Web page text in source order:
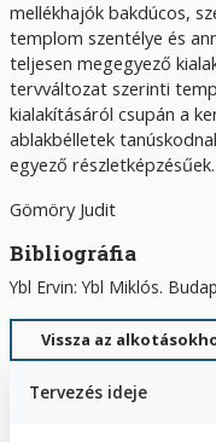
mellékhajók bakdúcos,
templom szentélye és
teljesen megegyező
tervváltozat szerinti
kialakításáról csupán a
ablakbélletek
egyező részletképzésűek.
Gömöry Judit
Bibliográfia
Ybl Ervin: Ybl Miklós.
Vissza az
Tervezés ideje